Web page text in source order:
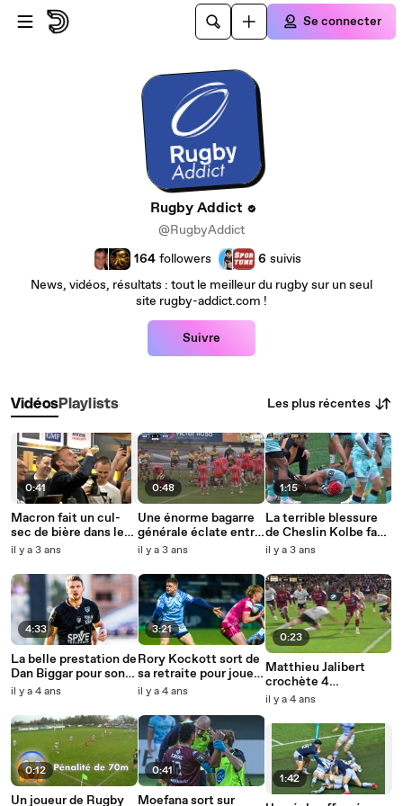
Passer au contenu principal
Se connecter
Rugby Addict
@RugbyAddict
164 followers 6 suivis
News, vidéos, résultats : tout le meilleur du rugby sur un seul
site rugby-addict.com !
Suivre
VidéosPlaylists Les plus récentes
0:41
Macron fait un cul-
sec de bière dans les
vestiaires des
il y a 3 ans
4:33
La belle prestation de
Dan Biggar pour son
premier match à
il y a 4 ans
0:12
Un joueur de Rugby
0:48
Une énorme bagarre
générale éclate entre
Albi et Tarbes
il y a 3 ans
3:21
Rory Kockott sort de
sa retraite pour jouer
face à Exeter
il y a 4 ans
0:41
Moefana sort sur
1:15
La terrible blessure
de Cheslin Kolbe face
à Lyon
il y a 3 ans
0:23
Matthieu Jalibert
crochète 4
défenseurs à la suite
il y a 4 ans
1:42